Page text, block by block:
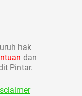
hak
dan
Pintar.